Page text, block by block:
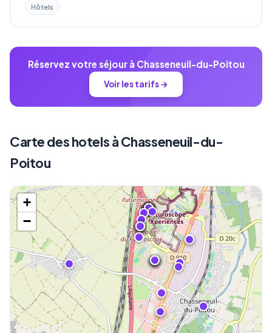
Hôtels
Réservez votre séjour à Chasseneuil-du-Poitou
Voir les tarifs →
Carte des hotels à Chasseneuil-du-
Poitou
+
−